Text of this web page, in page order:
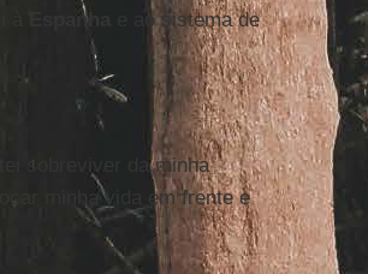
à
Espanha
e ao sistema de
sobreviver da minha
minha vida em frente e